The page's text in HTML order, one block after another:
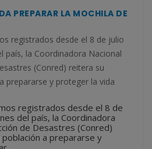
PREPARAR LA MOCHILA DE
registrados desde el 8 de julio
país, la Coordinadora Nacional
(Conred) reitera su
prepararse y proteger la vida
registrados desde el 8 de
del país, la Coordinadora
de Desastres (Conred)
a prepararse y